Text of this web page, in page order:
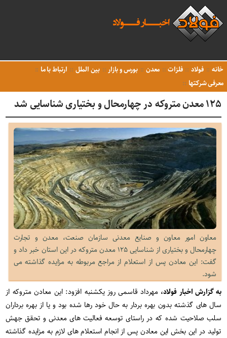
خانه فولاد فلزات معدن بورس و بازار بین الملل
ارتباط با ما
معرفی شرکتها
۱۲۵ معدن متروکه در چهارمحال و بختیاری شناسایی شد
معاون امور معاون و صنایع معدنی سازمان صنعت، معدن و تجارت
چهارمحال و بختیاری از شناسایی ۱۲۵ معدن متروکه در این استان خبر داد و
گفت: این معادن پس از استعلام از مراجع مربوطه به مزایده گذاشته می
شود.
به گزارش اخبار فولاد، مهرداد قاسمی روز یکشنبه افزود: این معادن متروکه از
سال های گذشته بدون بهره بردار به حال خود رها شده بود و یا از بهره برداران
سلب صلاحیت شده که در راستای توسعه فعالیت های معدنی و تحقق جهش
تولید در این بخش این معادن پس از انجام استعلام های لازم به مزایده گذاشته